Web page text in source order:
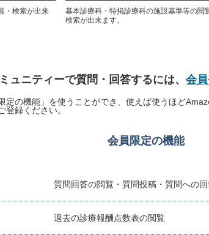
・検索が出来
基本診療科・特掲診療科の施設基準等の閲
検索が出来ます。
ュニティーで質問・回答するには、 会員
定の機能」を使うことができ、使えば使うほど
登録ください。
会員限定の機能
質問回答の閲覧・質問投稿・質問への
過去の診療報酬点数表の閲覧